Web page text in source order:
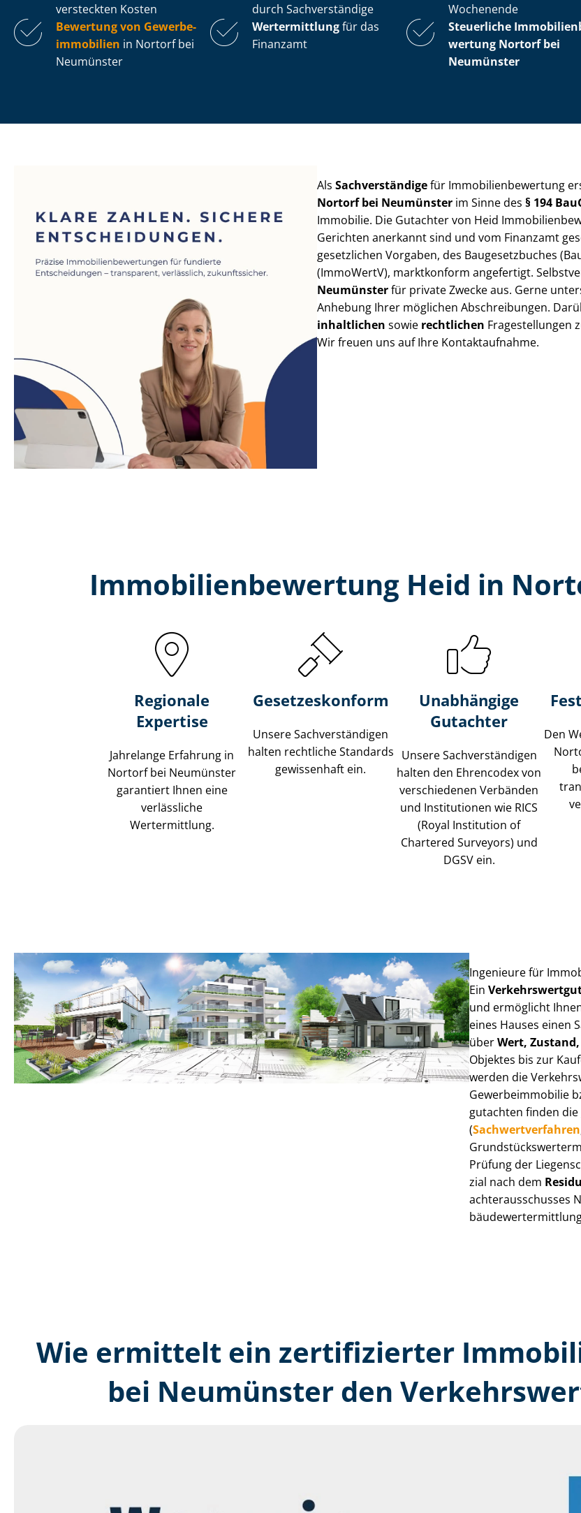
versteckten Kosten
durch Sachverständige
Wochenende
Bewertung von Ge­wer­be­
im­mo­bi­li­en in Nortorf bei
Neumünster
Wertermittlungfür das
Finanzamt
Steuerliche
wer­tung Nortorf bei
Neumünster
AlsSachverständigefür Im­mo­bi­li­en­be­wer­tung
Nortorf bei Neumünster im Sinne des§ 194
Immobilie. Die Gutachter von Heid
Gerichten anerkannt sind und vom Finanzamt
gesetzlichen Vorgaben, des Baugesetzbuches
(ImmoWertV), marktkonform angefertigt.
Neumünsterfür private Zwecke aus. Gerne
Anhebung Ihrer möglichen Abschreibungen.
inhaltlichen sowie rechtlichen Fragestellungen
Wir freuen uns auf Ihre Kontaktaufnahme.
Immobilien­bewertung Heid in
Regionale
Expertise
Jahrelange Erfahrung in
Nortorf bei Neumünster
garantiert Ihnen eine
verlässliche
Wertermittlung.
Gesetzes­konform
Unsere Sach­ver­stän­di­gen
halten rechtliche Standards
gewissenhaft ein.
Unabhängige
Gutachter
Unsere Sach­ver­stän­di­gen
halten den Ehrencodex von
verschiedenen Verbänden
und Institutionen wie RICS
(Royal Institution of
Chartered Surveyors) und
DGSV ein.
Den
Ingenieure für
Ein
und ermöglicht
eines Hauses einen
überWert,
Objektes bis zur
werden die
Ge­wer­be­im­mo­bi­lie
gut­ach­ten finden
(Sach­wert­ver­fah­ren
Prüfung der
zi­al nach dem
ach­ter­aus­schus­ses
Wie ermittelt ein zertifizierter
bei Neumünster den